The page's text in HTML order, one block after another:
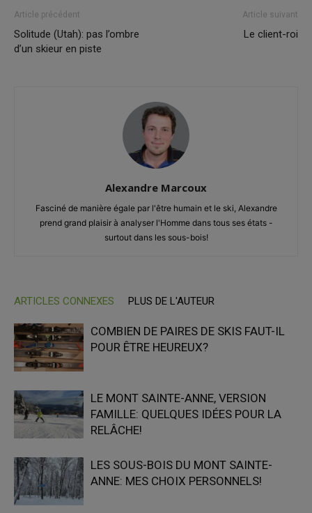
Article précédent
Solitude (Utah): pas l’ombre
d’un skieur en piste
Article suivant
Le client-roi
Alexandre Marcoux
Fasciné de manière égale par l'être humain et le ski, Alexandre
prend grand plaisir à analyser l'Homme dans tous ses états -
surtout dans les sous-bois!
ARTICLES CONNEXES PLUS DE L'AUTEUR
COMBIEN DE PAIRES DE SKIS FAUT-IL
POUR ÊTRE HEUREUX?
LE MONT SAINTE-ANNE, VERSION
FAMILLE: QUELQUES IDÉES POUR LA
RELÂCHE!
LES SOUS-BOIS DU MONT SAINTE-
ANNE: MES CHOIX PERSONNELS!